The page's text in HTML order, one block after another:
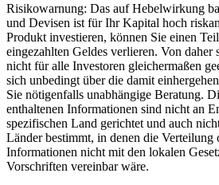
Risikowarnung: Das auf Hebelwirkung
und Devisen ist für Ihr Kapital hoch
Produkt investieren, können Sie einen
eingezahlten Geldes verlieren. Von
nicht für alle Investoren gleichermaßen
sich unbedingt über die damit
Sie nötigenfalls unabhängige Beratung.
enthaltenen Informationen sind nicht an
spezifischen Land gerichtet und auch
Länder bestimmt, in denen die Verteilung
Informationen nicht mit den lokalen
Vorschriften vereinbar wäre.